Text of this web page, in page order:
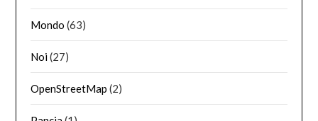
Mondo (63)
Noi(27)
OpenStreetMap (2)